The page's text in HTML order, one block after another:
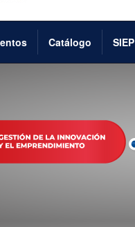
Catálogo SIEP